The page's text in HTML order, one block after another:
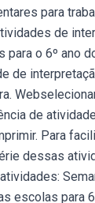
para
de
para o 6º ano
de
de
Para
dessas
escolas para